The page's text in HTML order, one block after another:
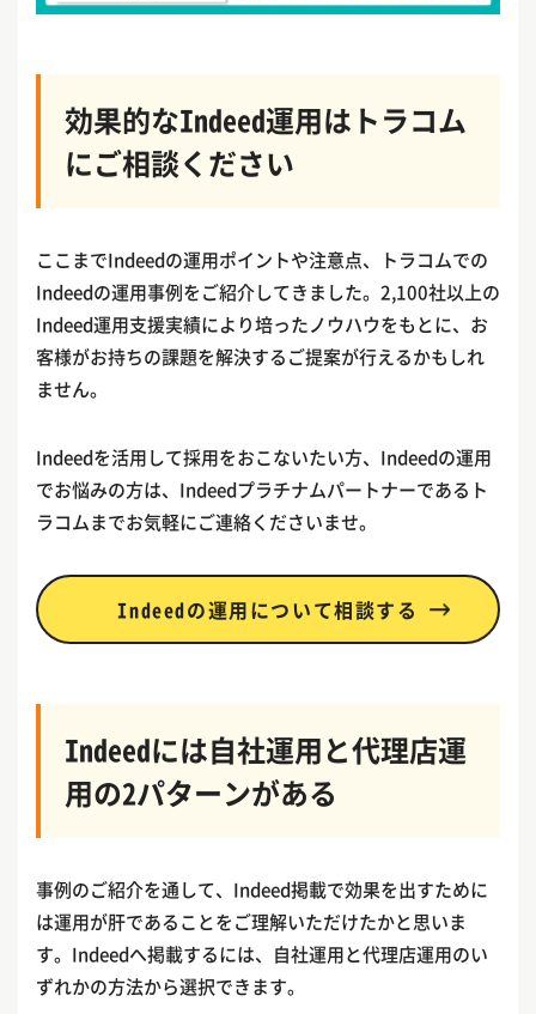
効果的なIndeed運用はトラコム
にご相談ください
ここまでIndeedの運用ポイントや注意点、トラコムでの
Indeedの運用事例をご紹介してきました。2,100社以上の
Indeed運用支援実績により培ったノウハウをもとに、お
客様がお持ちの課題を解決するご提案が行えるかもしれ
ません。
Indeedを活用して採用をおこないたい方、Indeedの運用
でお悩みの方は、Indeedプラチナムパートナーであるト
ラコムまでお気軽にご連絡くださいませ。
Indeedの運用について相談する
Indeedには自社運用と代理店運
用の2パターンがある
事例のご紹介を通して、Indeed掲載で効果を出すために
は運用が肝であることをご理解いただけたかと思いま
す。Indeedへ掲載するには、自社運用と代理店運用のい
ずれかの方法から選択できます。